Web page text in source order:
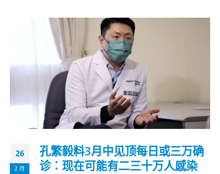
26
2 月
孔繁毅料3月中见顶每日或三万确
诊︰现在可能有二三十万人感染